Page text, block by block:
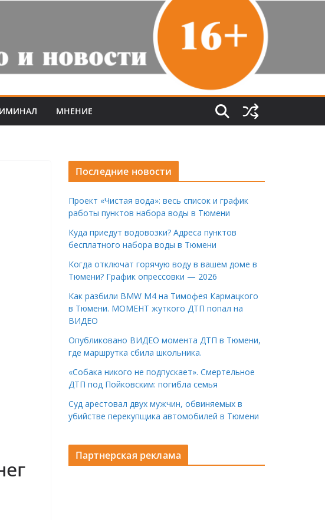
МНЕНИЕ
Последние новости
Проект «Чистая вода»: весь список и график
работы пунктов набора воды в Тюмени
Куда приедут водовозки? Адреса пунктов
бесплатного набора воды в Тюмени
Когда отключат горячую воду в вашем доме в
Тюмени? График опрессовки — 2026
Как разбили BMW M4 на Тимофея Кармацкого
в Тюмени. МОМЕНТ жуткого ДТП попал на
ВИДЕО
Опубликовано ВИДЕО момента ДТП в Тюмени,
где маршрутка сбила школьника.
«Собака никого не подпускает». Смертельное
ДТП под Пойковским: погибла семья
Суд арестовал двух мужчин, обвиняемых в
убийстве перекупщика автомобилей в Тюмени
Партнерская реклама